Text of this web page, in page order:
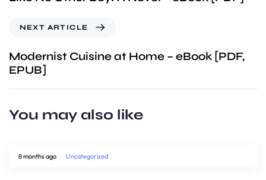
NEXT ARTICLE
Modernist Cuisine at Home – eBook [PDF,
EPUB]
You may also like
8 months ago Uncategorized